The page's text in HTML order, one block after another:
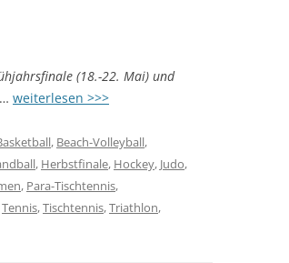
(18.-22. Mai) und
… weiterlesen >>>
, Beach-Volleyball,
, Herbstfinale, Hockey, Judo,
, Para-Tischtennis,
Tennis,Tischtennis,Triathlon,